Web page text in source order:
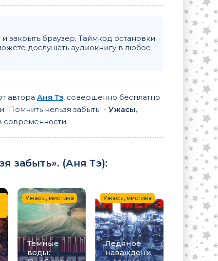
закрыть браузер. Таймкод остановки
дослушать аудиокнигу в любое
автора Аня Тэ, совершенно бесплатно
"Помнить нельзя забыть" - Ужасы,
современности.
забыть». (Аня Тэ):
Темные
воды:
Ужасы, мистика
Ледяное
наваждени
Ужасы, мистика